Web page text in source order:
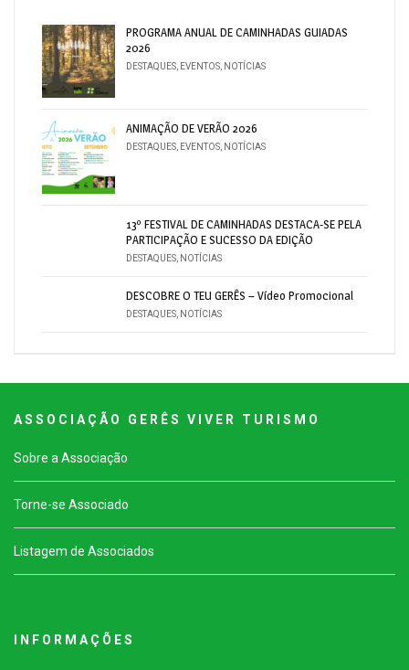
PROGRAMA ANUAL DE CAMINHADAS GUIADAS
2026
DESTAQUES EVENTOS NOTÍCIAS
ANIMAÇÃO DE VERÃO 2026
DESTAQUES EVENTOS NOTÍCIAS
13º FESTIVAL DE CAMINHADAS DESTACA-SE PELA
PARTICIPAÇÃO E SUCESSO DA EDIÇÃO
DESTAQUES NOTÍCIAS
DESCOBRE O TEU GERÊS – Vídeo Promocional
DESTAQUES NOTÍCIAS
A S S O C I A Ç Ã O G E R Ê S V I V E R T U R I S M O
Sobre a Associação
Torne-se Associado
Listagem de Associados
I N F O R M A Ç Õ E S